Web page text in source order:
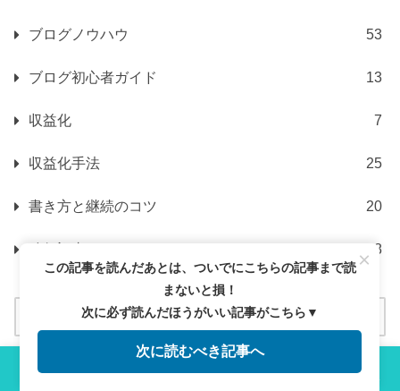
ブログノウハウ 53
ブログ初心者ガイド 13
収益化 7
収益化手法 25
書き方と継続のコツ 20
8
サイドバー
×
この記事を読んだあとは、ついでにこちらの記事まで読
まないと損！
次に必ず読んだほうがいい記事がこちら▼
次に読むべき記事へ